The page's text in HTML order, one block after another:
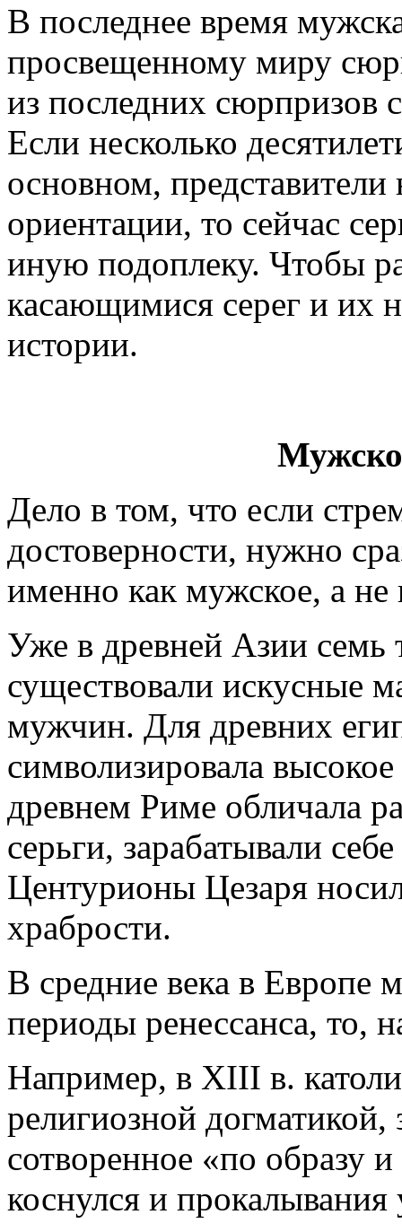
В последнее время
просвещенному миру
из последних сюрпризов
Если несколько
основном,
ориентации, то сейчас
иную подоплеку. Чтобы
касающимися серег и их
истории.
Дело в том, что если
достоверности, нужно
именно как мужское, а
Уже в древней Азии семь
существовали искусные
мужчин. Для древних
символизировала
древнем Риме обличала
серьги, зарабатывали
Центурионы Цезаря
храбрости.
В средние века в Европе
периоды ренессанса, то,
Например, в XIII в.
религиозной догматикой,
сотворенное «по образу
коснулся и